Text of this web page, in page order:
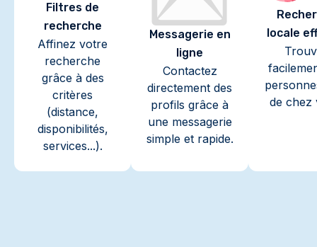
Filtres de
recherche
Affinez votre
recherche
grâce à des
critères
(distance,
disponibilités,
services...).
Messagerie en
ligne
Contactez
directement des
profils grâce à
une messagerie
simple et rapide.
locale
de chez